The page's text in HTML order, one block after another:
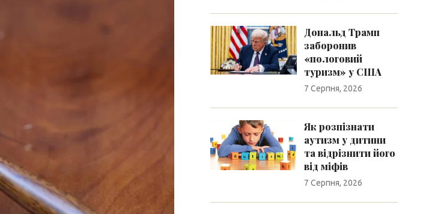
Дональд Трамп
заборонив
«пологовий
туризм» у США
7 Серпня, 2026
Як розпізнати
аутизм у дитини
та відрізнити його
від міфів
7 Серпня, 2026